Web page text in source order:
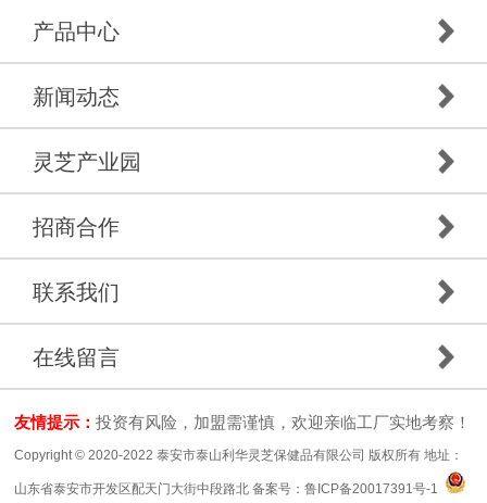
产品中心
新闻动态
灵芝产业园
招商合作
联系我们
在线留言
友情提示：投资有风险，加盟需谨慎，欢迎亲临工厂实地考察！
Copyright © 2020-2022 泰安市泰山利华灵芝保健品有限公司 版权所有 地址：
山东省泰安市开发区配天门大街中段路北 备案号：鲁ICP备20017391号-1